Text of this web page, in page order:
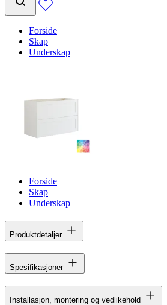
Forside
Skap
Underskap
Forside
Skap
Underskap
Produktdetaljer
Spesifikasjoner
Installasjon, montering og vedlikehold